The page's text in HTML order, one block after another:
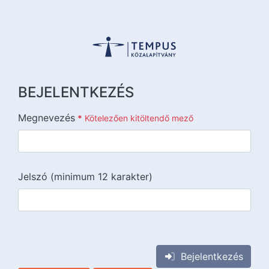
BEJELENTKEZÉS
Megnevezés * Kötelezően kitöltendő mező
Jelszó (minimum 12 karakter)
Bejelentkezés